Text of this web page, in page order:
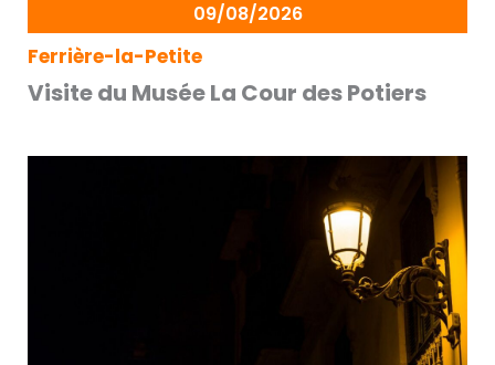
09/08/2026
Ferrière-la-Petite
Visite du Musée La Cour des Potiers